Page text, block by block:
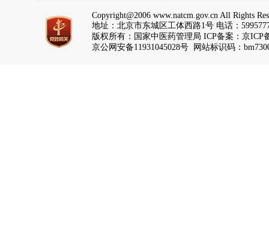
Copyright@2006 www.natcm.gov.cn All Rights
地址：北京市东城区工体西路1号 电话：
版权所有：国家中医药管理局 ICP备案： 京ICP
京公网安备11931045028号 网站标识码：